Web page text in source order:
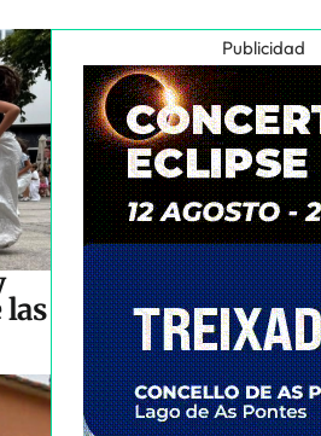
las
Publicidad